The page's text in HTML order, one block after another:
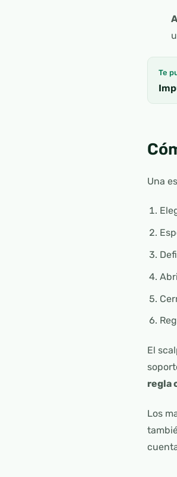
Te
Una
El
regla
Los